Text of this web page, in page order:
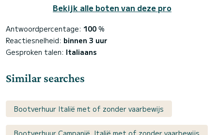
Bekijk alle boten van deze pro
Antwoordpercentage: 100 %
Reactiesnelheid: binnen 3 uur
Gesproken talen: Italiaans
Similar searches
Bootverhuur Italië met of zonder vaarbewijs
Bootverhuur Campanië, Italië met of zonder vaarbewijs